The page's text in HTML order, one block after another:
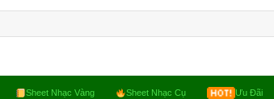
Sheet Nhạc Vàng Sheet Nhạc Cụ Ưu Đãi